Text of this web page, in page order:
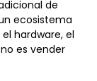
de
ecosistema
hardware, el
es vender